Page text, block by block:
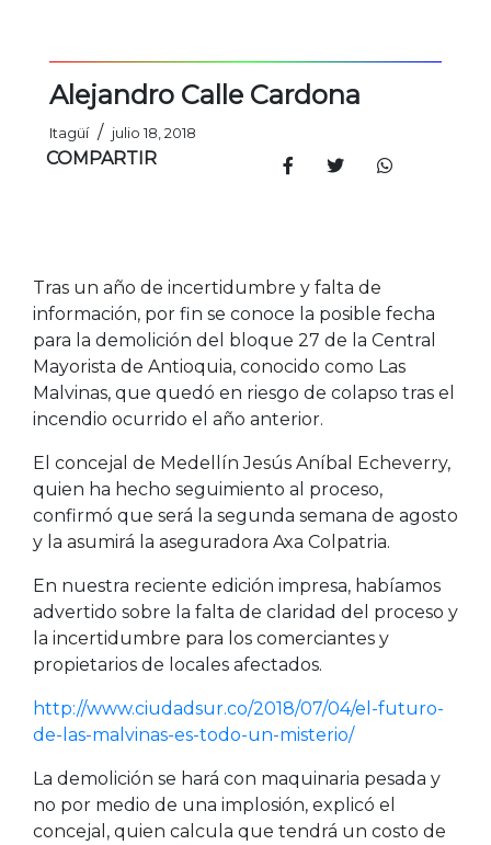
Alejandro Calle Cardona
Itagüí / julio 18, 2018
COMPARTIR
Tras un año de incertidumbre y falta de
información, por fin se conoce la posible fecha
para la demolición del bloque 27 de la Central
Mayorista de Antioquia, conocido como Las
Malvinas, que quedó en riesgo de colapso tras el
incendio ocurrido el año anterior.
El concejal de Medellín Jesús Aníbal Echeverry,
quien ha hecho seguimiento al proceso,
confirmó que será la segunda semana de agosto
y la asumirá la aseguradora Axa Colpatria.
En nuestra reciente edición impresa, habíamos
advertido sobre la falta de claridad del proceso y
la incertidumbre para los comerciantes y
propietarios de locales afectados.
http://www.ciudadsur.co/2018/07/04/el-futuro-
de-las-malvinas-es-todo-un-misterio/
La demolición se hará con maquinaria pesada y
no por medio de una implosión, explicó el
concejal, quien calcula que tendrá un costo de